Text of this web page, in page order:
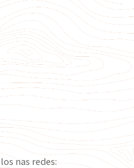
nas redes: